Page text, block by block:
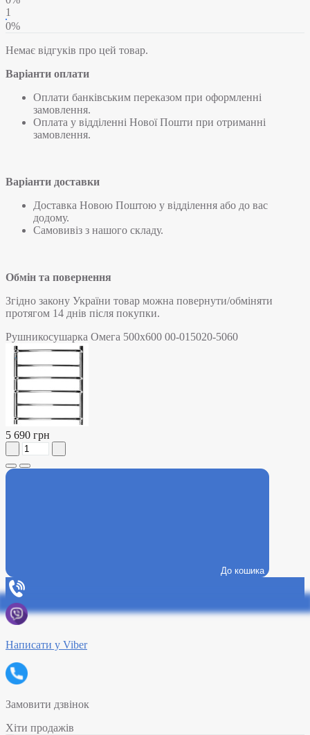
1
0%
Немає відгуків про цей товар.
Варіанти оплати
Оплати банківським переказом при оформленні
замовлення.
Оплата у відділенні Нової Пошти при отриманні
замовлення.
Варіанти доставки
Доставка Новою Поштою у відділення або до вас
додому.
Самовивіз з нашого складу.
Обмін та повернення
Згідно закону України товар можна повернути/обміняти
протягом 14 днів після покупки.
Рушникосушарка Омега 500х600 00-015020-5060
5 690 грн
До кошика
Написати у Viber
Замовити дзвінок
Хіти продажів